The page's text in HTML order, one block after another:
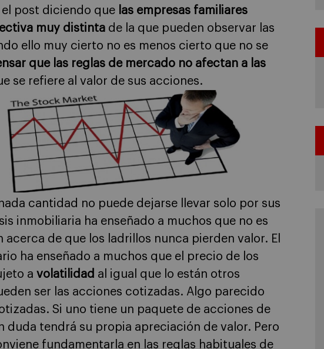
el post diciendo que las empresas familiares
muy distinta de la que pueden observar las
ello muy cierto no es menos cierto que no se
que las reglas de mercado no afectan a las
se refiere al valor de sus acciones.
cantidad no puede dejarse llevar solo por sus
inmobiliaria ha enseñado a muchos que no es
de que los ladrillos nunca pierden valor. El
ha enseñado a muchos que el precio de los
a volatilidad al igual que lo están otros
ser las acciones cotizadas. Algo parecido
Si uno tiene un paquete de acciones de
duda tendrá su propia apreciación de valor. Pero
fundamentarla en las reglas habituales de